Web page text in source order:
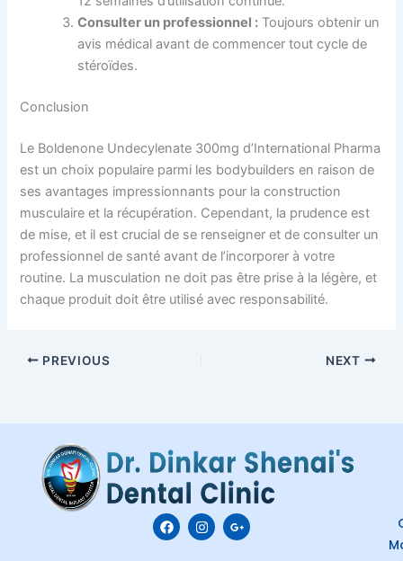
Consulter un professionnel : Toujours obtenir un
avis médical avant de commencer tout cycle de
stéroïdes.
Conclusion
Le Boldenone Undecylenate 300mg d’International Pharma
est un choix populaire parmi les bodybuilders en raison de
ses avantages impressionnants pour la construction
musculaire et la récupération. Cependant, la prudence est
de mise, et il est crucial de se renseigner et de consulter un
professionnel de santé avant de l’incorporer à votre
routine. La musculation ne doit pas être prise à la légère, et
chaque produit doit être utilisé avec responsabilité.
PREVIOUS NEXT
F
a
c
I
n
s
G
o
o